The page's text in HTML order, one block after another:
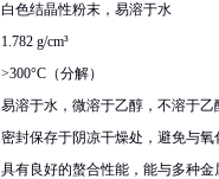
白色结晶性粉末，易溶于水
1.782 g/cm³
>300°C（分解）
易溶于水，微溶于乙醇，不溶于乙
密封保存于阴凉干燥处，避免与氧
具有良好的螯合性能，能与多种金